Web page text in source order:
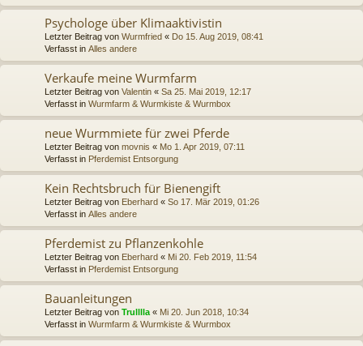
Psychologe über Klimaaktivistin
Letzter Beitrag von Wurmfried « Do 15. Aug 2019, 08:41
Verfasst in Alles andere
Verkaufe meine Wurmfarm
Letzter Beitrag von Valentin « Sa 25. Mai 2019, 12:17
Verfasst in Wurmfarm & Wurmkiste & Wurmbox
neue Wurmmiete für zwei Pferde
Letzter Beitrag von movnis « Mo 1. Apr 2019, 07:11
Verfasst in Pferdemist Entsorgung
Kein Rechtsbruch für Bienengift
Letzter Beitrag von Eberhard « So 17. Mär 2019, 01:26
Verfasst in Alles andere
Pferdemist zu Pflanzenkohle
Letzter Beitrag von Eberhard « Mi 20. Feb 2019, 11:54
Verfasst in Pferdemist Entsorgung
Bauanleitungen
Letzter Beitrag von Trulllla « Mi 20. Jun 2018, 10:34
Verfasst in Wurmfarm & Wurmkiste & Wurmbox